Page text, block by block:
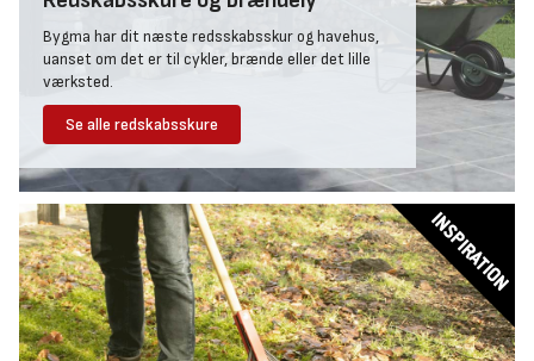
Bygma har dit næste redsskabsskur og havehus,
uanset om det er til cykler, brænde eller det lille
værksted.
Se alle redskabsskure